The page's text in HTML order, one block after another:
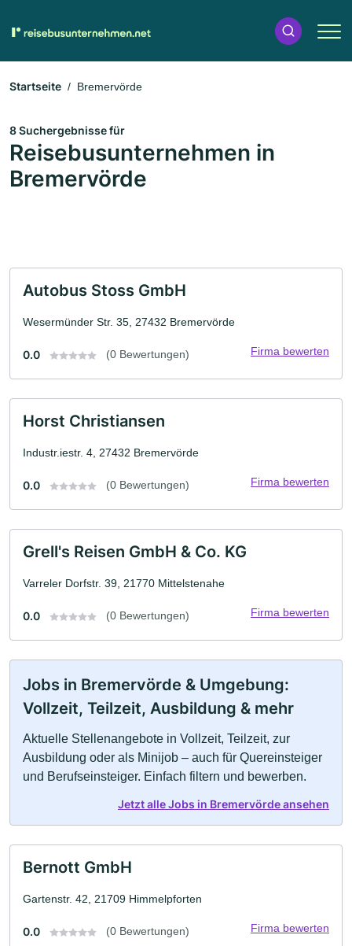
Startseite Bremervörde
8 Suchergebnisse für
Reisebusunternehmen in
Bremervörde
Autobus Stoss GmbH
Wesermünder Str. 35, 27432 Bremervörde
0.0 (0 Bewertungen) Firma bewerten
Horst Christiansen
Industr.iestr. 4, 27432 Bremervörde
0.0 (0 Bewertungen) Firma bewerten
Grell's Reisen GmbH & Co. KG
Varreler Dorfstr. 39, 21770 Mittelstenahe
0.0 (0 Bewertungen) Firma bewerten
Jobs in Bremervörde & Umgebung:
Vollzeit, Teilzeit, Ausbildung & mehr
Aktuelle Stellenangebote in Vollzeit, Teilzeit, zur
Ausbildung oder als Minijob – auch für Quereinsteiger
und Berufseinsteiger. Einfach filtern und bewerben.
Jetzt alle Jobs in Bremervörde ansehen
Bernott GmbH
Gartenstr. 42, 21709 Himmelpforten
0.0 (0 Bewertungen) Firma bewerten